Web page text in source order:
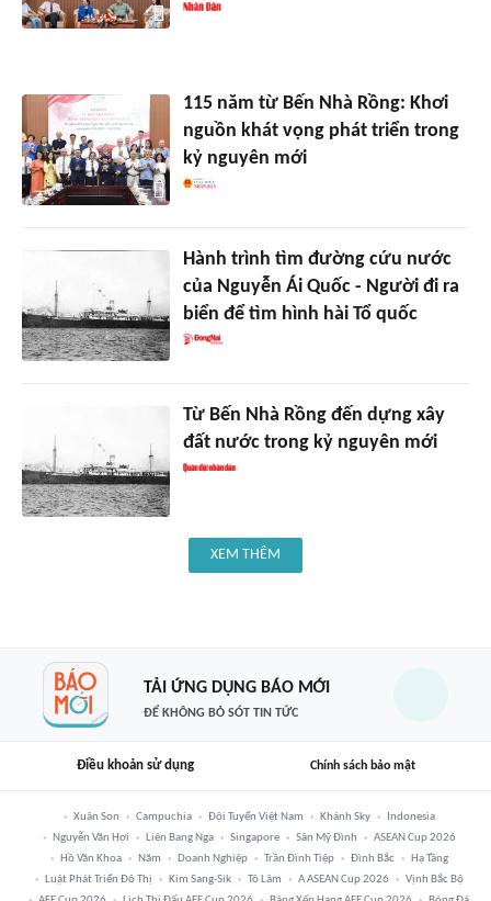
115 năm từ Bến Nhà Rồng: Khơi
nguồn khát vọng phát triển trong
kỷ nguyên mới
Hành trình tìm đường cứu nước
của Nguyễn Ái Quốc - Người đi ra
biển để tìm hình hài Tổ quốc
Từ Bến Nhà Rồng đến dựng xây
đất nước trong kỷ nguyên mới
XEM THÊM
TẢI ỨNG DỤNG BÁO MỚI
ĐỂ KHÔNG BỎ SÓT TIN TỨC
Điều khoản sử dụng Chính sách bảo mật
Xuân Son Campuchia Đội Tuyển Việt Nam Khánh Sky
Indonesia
Nguyễn Văn Hợi
Liên Bang Nga Singapore Sân Mỹ Đình
ASEAN Cup 2026
Hồ Văn Khoa
Năm Doanh Nghiệp Trần Đình Tiệp Đình Bắc
Hạ Tầng
Luật Phát Triển Đô Thị
Kim Sang-Sik Tô Lâm A ASEAN Cup 2026
Vịnh Bắc Bộ